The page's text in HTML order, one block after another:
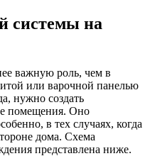
системы на
важную роль, чем в
или варочной панелью
нужно создать
помещения. Оно
в тех случаях, когда
дома. Схема
представлена ниже.